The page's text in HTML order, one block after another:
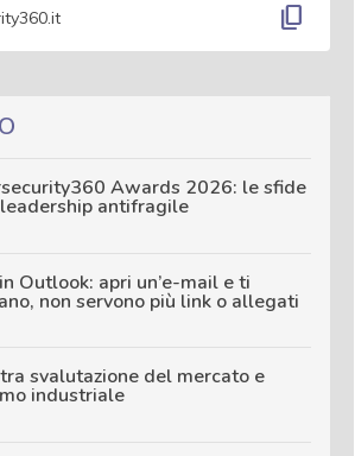
content_copy
Awards 2026: le sfide
antifragile
Outlook: apri un’e-mail e ti
non servono più link o allegati
svalutazione del mercato e
industriale